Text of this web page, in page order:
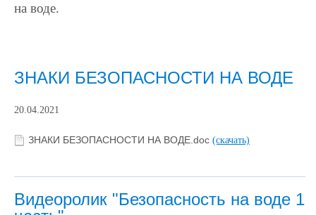
на воде.
ЗНАКИ БЕЗОПАСНОСТИ НА ВОДЕ
20.04.2021
ЗНАКИ БЕЗОПАСНОСТИ НА ВОДЕ.doc (скачать)
Видеоролик "Безопасность на воде 1